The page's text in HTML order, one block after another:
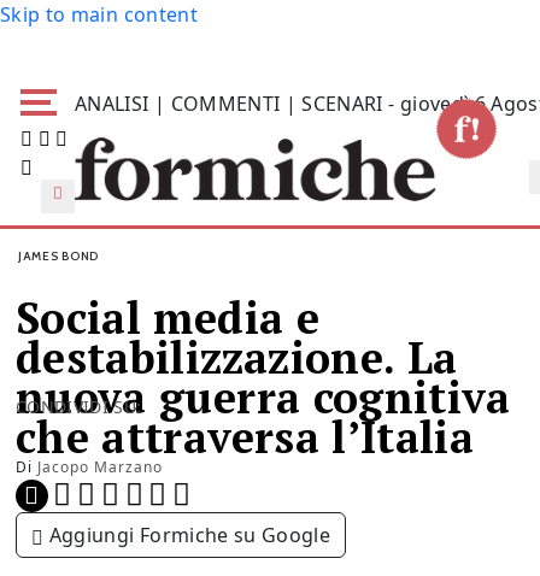
Skip to main content
ANALISI | COMMENTI | SCENARI - giovedì 6
JAMES BOND
Social media e
destabilizzazione. La
nuova guerra cognitiva
che attraversa l’Italia
Di Jacopo Marzano
CONDIVIDI SU:
Aggiungi Formiche su Google